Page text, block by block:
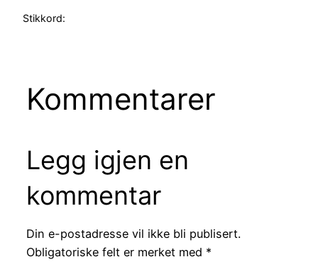
Stikkord:
Kommentarer
Legg igjen en
kommentar
Din e-postadresse vil ikke bli publisert.
Obligatoriske felt er merket med *